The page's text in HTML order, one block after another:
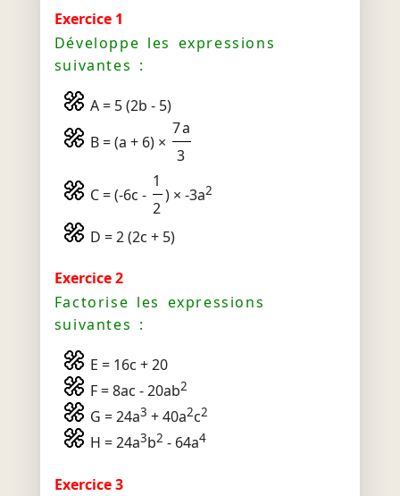
Exercice 1
Développe les expressions
suivantes :
A = 5 (2b - 5)
B = (a + 6) ×
7a
3
C = (-6c -
1
2
) × -3a2
D = 2 (2c + 5)
Exercice 2
Factorise les expressions
suivantes :
E = 16c + 20
F = 8ac - 20ab2
G = 24a3 + 40a2c2
H = 24a3b2 - 64a4
Exercice 3